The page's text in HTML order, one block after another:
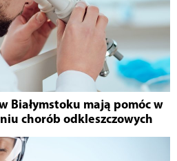
Białymstoku mają pomóc w
chorób odkleszczowych